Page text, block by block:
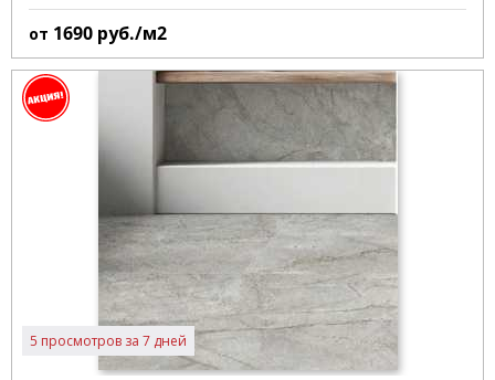
от 1690 руб./м2
5 просмотров за 7 дней